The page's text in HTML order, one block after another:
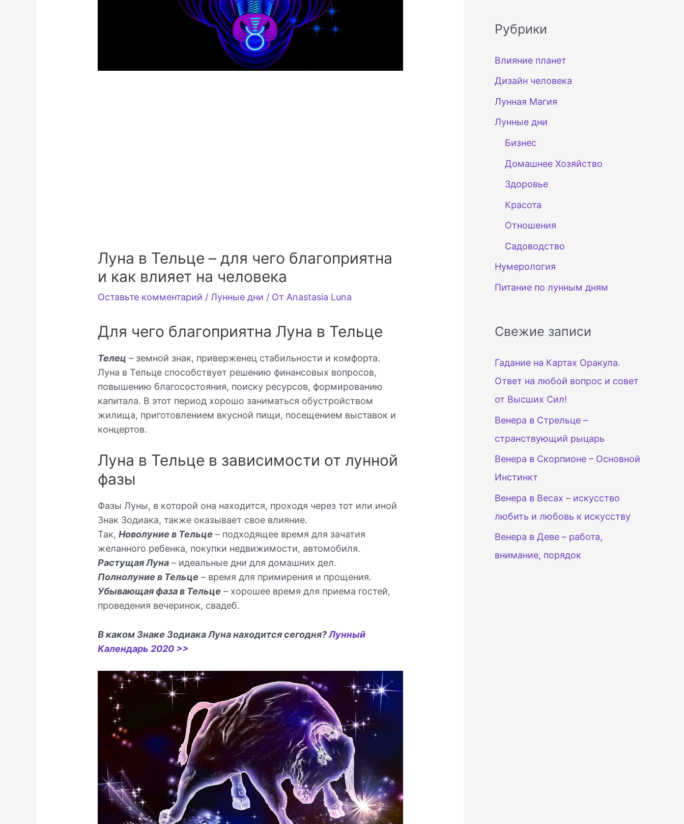
Луна в Тельце – для чего благоприятна
и как влияет на человека
Оставьте комментарий /Лунные дни / От Anastasia Luna
Для чего благоприятна Луна в Тельце
Телец – земной знак, приверженец стабильности и комфорта.
Луна в Тельце способствует решению финансовых вопросов,
повышению благосостояния, поиску ресурсов, формированию
капитала. В этот период хорошо заниматься обустройством
жилища, приготовлением вкусной пищи, посещением выставок и
концертов.
Луна в Тельце в зависимости от лунной
фазы
Фазы Луны, в которой она находится, проходя через тот или иной
Знак Зодиака, также оказывает свое влияние.
Так,Новолуние в Тельце – подходящее время для зачатия
желанного ребенка, покупки недвижимости, автомобиля.
Растущая Луна – идеальные дни для домашних дел.
Полнолуние в Тельце – время для примирения и прощения.
Убывающая фаза в Тельце – хорошее время для приема гостей,
проведения вечеринок, свадеб.
В каком Знаке Зодиака Луна находится сегодня?Лунный
Календарь 2020 >>
Рубрики
Влияние планет
Дизайн человека
Лунная Магия
Лунные дни
Бизнес
Домашнее Хозяйство
Здоровье
Красота
Отношения
Садоводство
Нумерология
Питание по лунным дням
Свежие записи
Гадание на Картах Оракула.
Ответ на любой вопрос и совет
от Высших Сил!
Венера в Стрельце –
странствующий рыцарь
Венера в Скорпионе – Основной
Инстинкт
Венера в Весах – искусство
любить и любовь к искусству
Венера в Деве – работа,
внимание, порядок